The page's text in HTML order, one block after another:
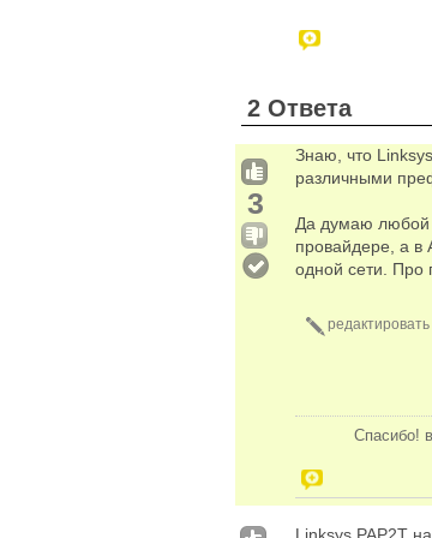
2 Ответа
3
Знаю, что
различными
Да думаю любой
провайдере, а в
одной сети. Про
редактировать
Спасибо!
Linksys PAP2T